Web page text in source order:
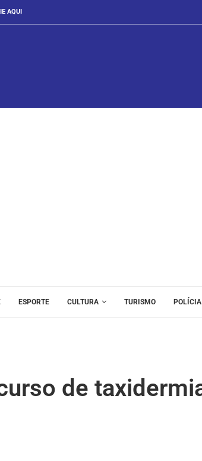
AQUI
ESPORTE CULTURA TURISMO POLÍCIA
de